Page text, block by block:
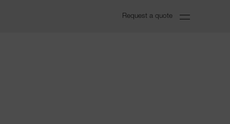
Request a quote